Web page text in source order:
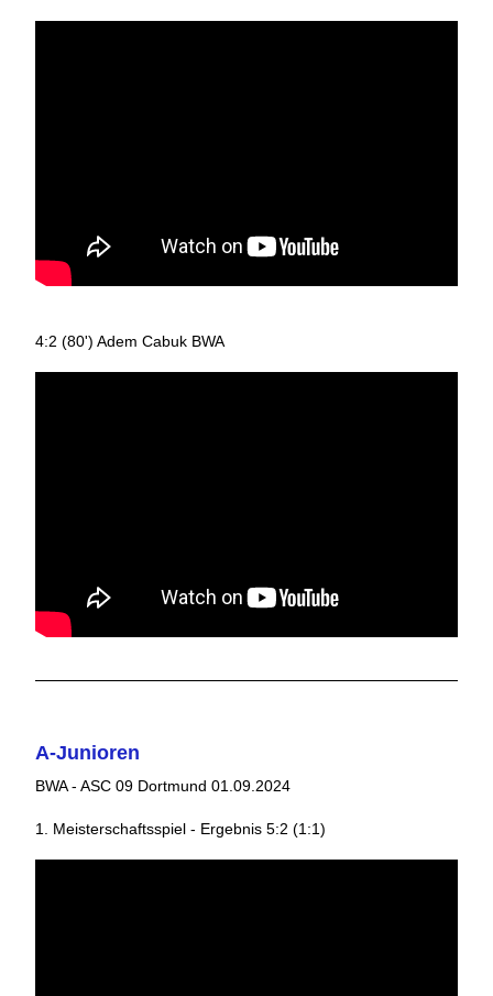
4:2 (80') Adem Cabuk BWA
A-Junioren
BWA - ASC 09 Dortmund 01.09.2024
1. Meisterschaftsspiel - Ergebnis 5:2 (1:1)